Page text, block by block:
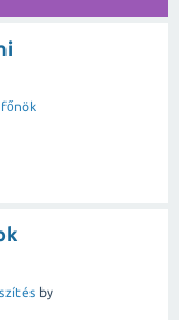
főnök
by